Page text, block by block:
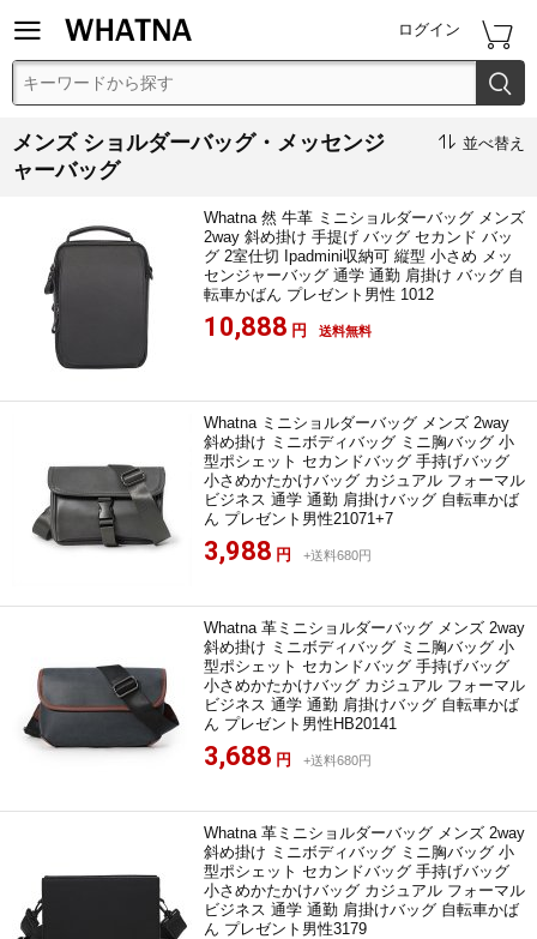
 ログイン 

メンズ ショルダーバッグ・メッセンジ
ャーバッグ
 並べ替え
Whatna 然 牛革 ミニショルダーバッグ メンズ
2way 斜め掛け 手提げ バッグ セカンド バッ
グ 2室仕切 Ipadmini収納可 縦型 小さめ メッ
センジャーバッグ 通学 通勤 肩掛け バッグ 自
転車かばん プレゼント男性 1012
10,888 円 送料無料
Whatna ミニショルダーバッグ メンズ 2way
斜め掛け ミニボディバッグ ミニ胸バッグ 小
型ポシェット セカンドバッグ 手持げバッグ
小さめかたかけバッグ カジュアル フォーマル
ビジネス 通学 通勤 肩掛けバッグ 自転車かば
ん プレゼント男性21071+7
3,988 円 +送料680円
Whatna 革ミニショルダーバッグ メンズ 2way
斜め掛け ミニボディバッグ ミニ胸バッグ 小
型ポシェット セカンドバッグ 手持げバッグ
小さめかたかけバッグ カジュアル フォーマル
ビジネス 通学 通勤 肩掛けバッグ 自転車かば
ん プレゼント男性HB20141
3,688 円 +送料680円
Whatna 革ミニショルダーバッグ メンズ 2way
斜め掛け ミニボディバッグ ミニ胸バッグ 小
型ポシェット セカンドバッグ 手持げバッグ
小さめかたかけバッグ カジュアル フォーマル
ビジネス 通学 通勤 肩掛けバッグ 自転車かば
ん プレゼント男性3179